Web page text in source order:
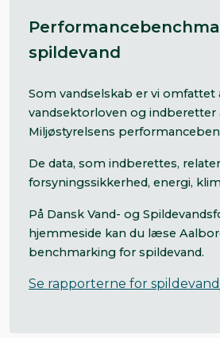
spildevand
Som vandselskab er vi omfattet
vandsektorloven og indberetter
Miljøstyrelsens
De data, som indberettes,
forsyningssikkerhed, energi,
På Dansk Vand- og
hjemmeside kan du læse
benchmarking for spildevand.
Se rapporterne for spildevand